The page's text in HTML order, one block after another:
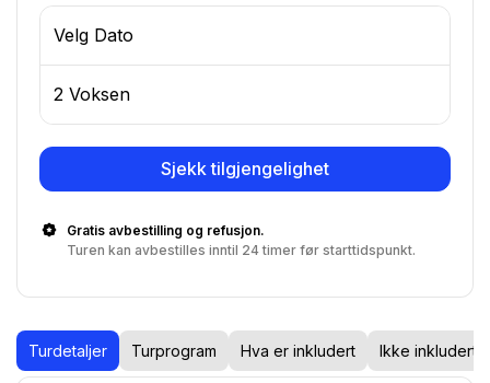
Velg Dato
2 Voksen
Sjekk tilgjengelighet
Gratis avbestilling og refusjon.
Turen kan avbestilles inntil 24 timer før starttidspunkt.
Turdetaljer Turprogram Hva er inkludert Ikke inkludert